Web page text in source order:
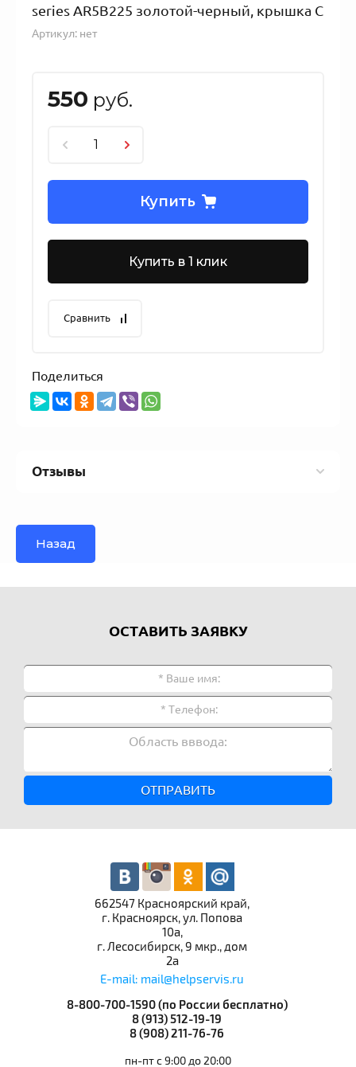
series AR5B225 золотой-черный, крышка C
Артикул: нет
550 руб.
Купить
Купить в 1 клик
Сравнить
Поделиться
Отзывы
Назад
ОСТАВИТЬ ЗАЯВКУ
ОТПРАВИТЬ
662547 Красноярский край,
г. Красноярск, ул. Попова
10а,
г. Лесосибирск, 9 мкр., дом
2а
E-mail: mail@helpservis.ru
8-800-700-1590 (по России бесплатно)
8 (913) 512-19-19
8 (908) 211-76-76
пн-пт с 9:00 до 20:00